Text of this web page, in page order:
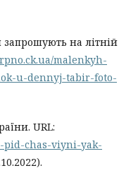
на літній
malenkyh-
u-dennyj-tabir-foto-
URL:
pid-chas-viyni-yak-